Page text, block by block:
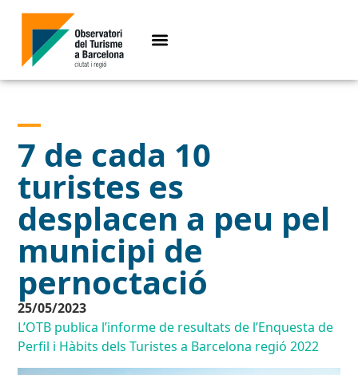
7 de cada 10
turistes es
desplacen a peu pel
municipi de
pernoctació
25/05/2023
L’OTB publica l’informe de resultats de l’Enquesta de
Perfil i Hàbits dels Turistes a Barcelona regió 2022